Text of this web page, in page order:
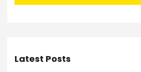
Latest Posts